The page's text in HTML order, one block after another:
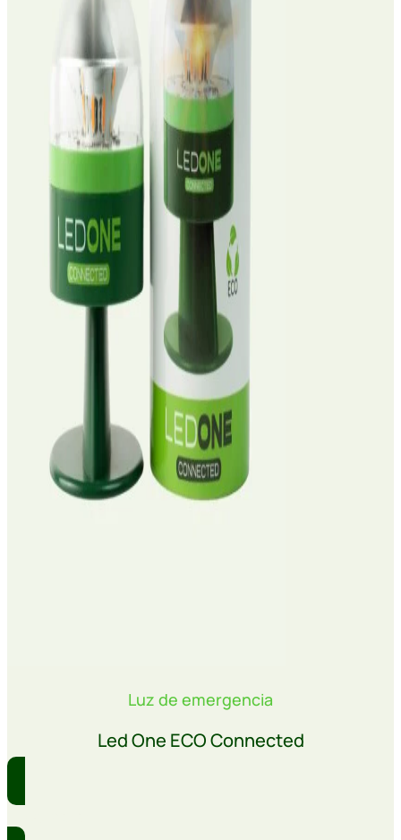
Luz de emergencia
Led One ECO Connected